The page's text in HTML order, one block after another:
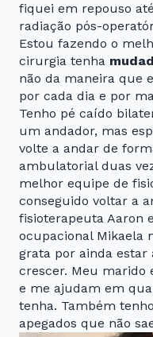
fiquei em repouso
radiação pós-
Estou fazendo o
cirurgia tenha
não da maneira que
por cada dia e por
Tenho pé caído
um andador, mas
volte a andar de
ambulatorial duas
melhor equipe de
conseguido voltar a
fisioterapeuta Aaron
ocupacional Mikaela
grata por ainda estar
crescer. Meu marido
e me ajudam em
tenha. Também
apegados que não